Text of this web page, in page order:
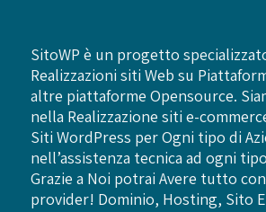
SitoWP è un progetto
Realizzazioni siti Web su
altre piattaforme Opensource.
nella Realizzazione siti e-
Siti WordPress per Ogni tipo di
nell’assistenza tecnica ad ogni
Grazie a Noi potrai Avere tutto
provider! Dominio, Hosting, Sito